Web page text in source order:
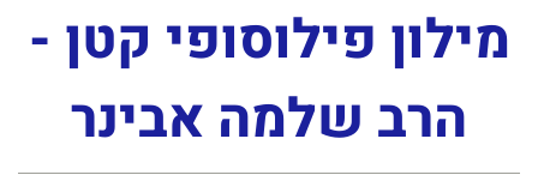
מילון פילוסופי קטן -
הרב שלמה אבינר